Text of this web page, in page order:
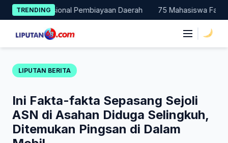
Skip
to
content
TRENDING
Nasional Pembiayaan Daerah 75 Mahasiswa Fakultas
LIPUTAN BERITA
Ini Fakta-fakta Sepasang Sejoli
ASN di Asahan Diduga Selingkuh,
Ditemukan Pingsan di Dalam